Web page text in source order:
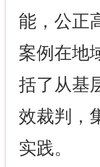
能，公正
案例在地
括了从基
效裁判，
实践。